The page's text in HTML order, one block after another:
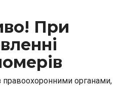
При
органами,